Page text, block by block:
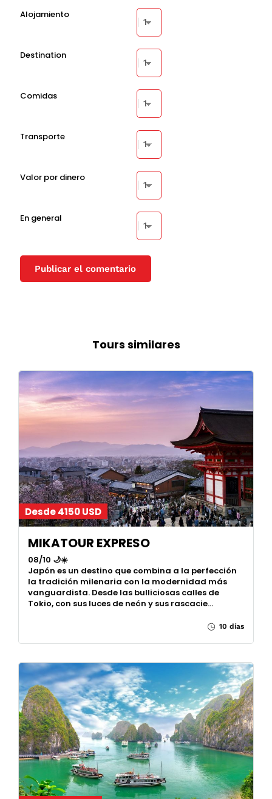
Alojamiento
Destination
Comidas
Transporte
Valor por dinero
En general
Tours similares
Desde 4150 USD
MIKATOUR EXPRESO
08/10 🌙☀️
Japón es un destino que combina a la perfección
la tradición milenaria con la modernidad más
vanguardista. Desde las bulliciosas calles de
Tokio, con sus luces de neón y sus rascacie…
10 días